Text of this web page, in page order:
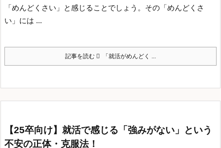
「めんどくさい」と感じることでしょう。その「めんどくさ
い」には ...
記事を読む 「就活がめんどく ...
【25卒向け】就活で感じる「強みがない」という
不安の正体・克服法！